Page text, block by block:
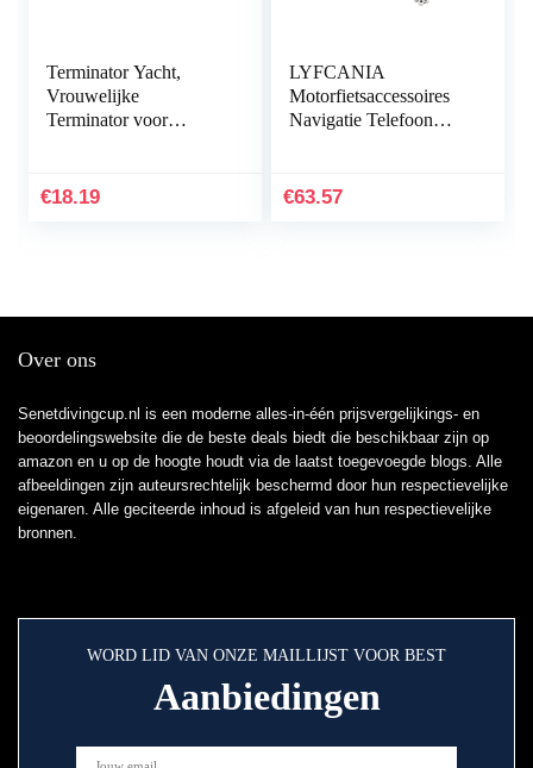
Terminator Yacht,
Vrouwelijke
Terminator voor
Waterdicht Universeel
€18.19
LYFCANIA
Motorfietsaccessoires
Navigatie Telefoon
DL1000 / DL650
€63.57
Over ons
Senetdivingcup.nl is een moderne alles-in-één prijsvergelijkings- en
beoordelingswebsite die de beste deals biedt die beschikbaar zijn op
amazon en u op de hoogte houdt via de laatst toegevoegde blogs. Alle
afbeeldingen zijn auteursrechtelijk beschermd door hun respectievelijke
eigenaren. Alle geciteerde inhoud is afgeleid van hun respectievelijke
bronnen.
WORD LID VAN ONZE MAILLIJST VOOR BEST
Aanbiedingen